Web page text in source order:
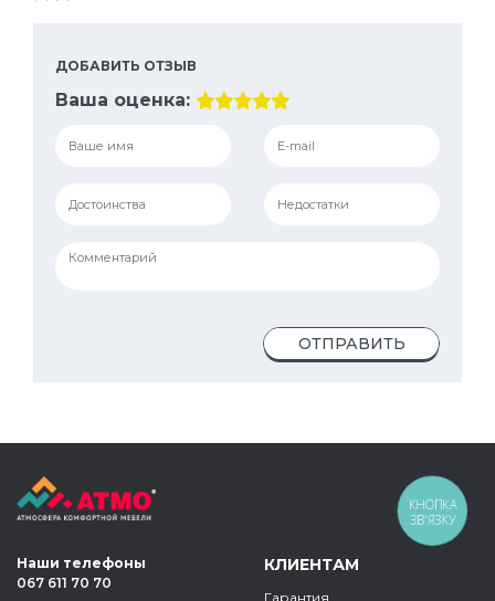
ДОБАВИТЬ ОТЗЫВ
Ваша оценка:
ОТПРАВИТЬ
Наши телефоны
067 611 70 70
КЛИЕНТАМ
Гарантия
КНОПКА
ЗВ'ЯЗКУ